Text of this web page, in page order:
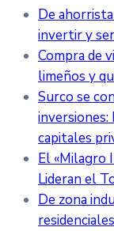
De
invertir y
Compra de
limeños y
Surco se
capitales
El «Milagro
Lideran el
De zona